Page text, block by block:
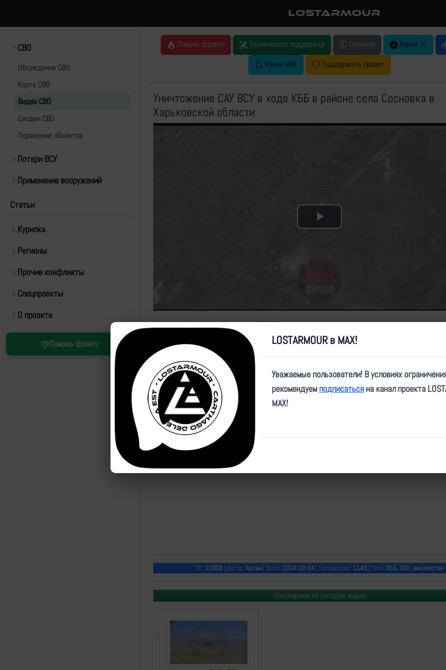
LOSTARMOUR
СВО
Обсуждение СВО
Карта СВО
Видео СВО
Cводки СВО
Поражение объектов
Потери ВСУ
Применение вооружений
Статьи
Курилка
Регионы
Прочие конфликты
Спецпроекты
О проекте
Помощь фронту
Помочь фронту Техническая поддержка Правила Канал ТГ
Канал MAX
Поддержать проект
Уничтожение САУ ВСУ в ходе КББ в районе села Сосновка в
Харьковской области
Play
Video
Источник:https://t.me/wargonzo/22459
ID: 23808| Автор: Артем| Дата: 2024-10-04| Просмотров: 1149| Теги: КББ, САУ, неизвестен
Популярные за сегодня видео
LOSTARMOUR в MAX!
Уважаемые пользователи! В условиях
рекомендуем подписаться на канал проекта
MAX!